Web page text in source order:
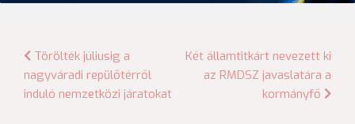
Bejegyzés
navigáció
Törölték júliusig a
nagyváradi repülőtérről
induló nemzetközi járatokat
Két államtitkárt nevezett ki
az RMDSZ javaslatára a
kormányfő